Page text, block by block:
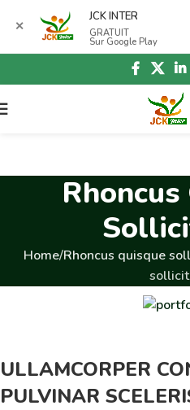
Skip to navigation
Skip to main content
Home Rhoncus quisque
ULLAMCORPER
PULVINAR
✕
JCK INTER
GRATUIT
Sur Google Play